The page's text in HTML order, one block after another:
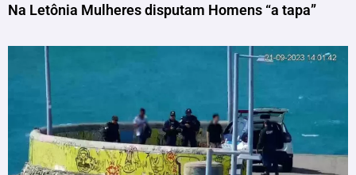
Na Letônia Mulheres disputam Homens “a tapa”